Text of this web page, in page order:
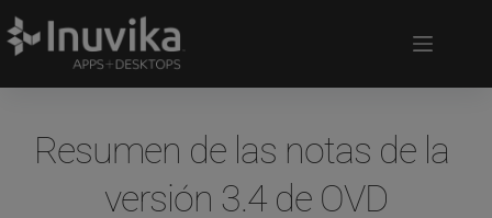
Resumen de las notas de la
versión 3.4 de OVD